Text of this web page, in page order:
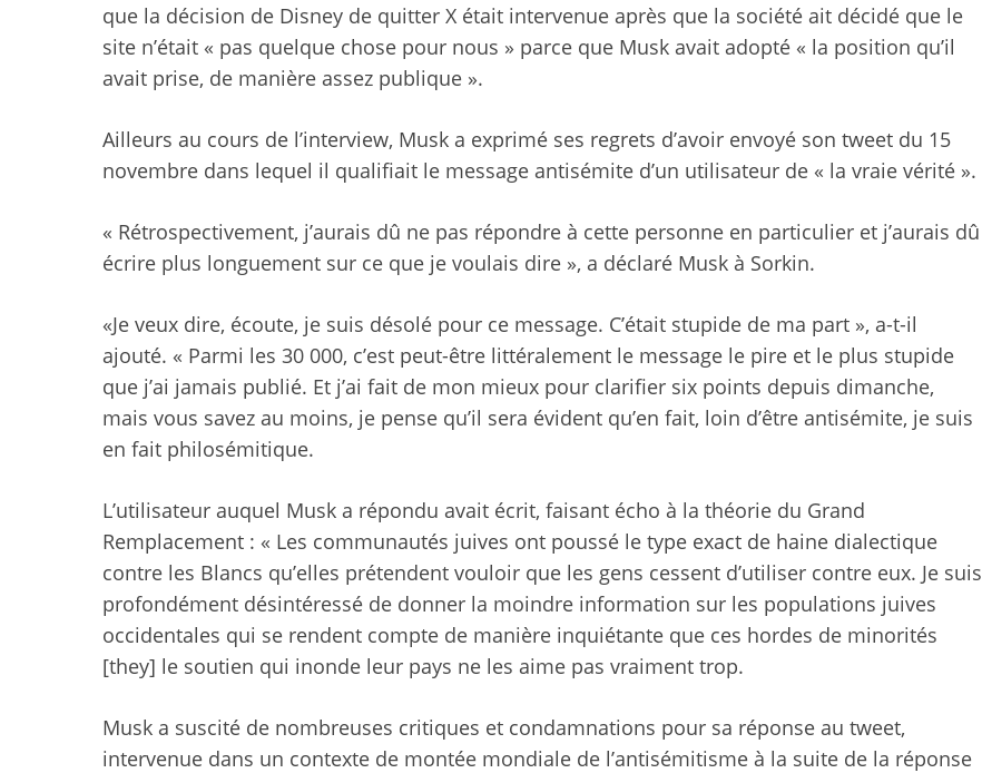
que la décision de Disney de quitter X était intervenue après que la société ait décidé que le
site n’était « pas quelque chose pour nous » parce que Musk avait adopté « la position qu’il
avait prise, de manière assez publique ».
Ailleurs au cours de l’interview, Musk a exprimé ses regrets d’avoir envoyé son tweet du 15
novembre dans lequel il qualifiait le message antisémite d’un utilisateur de « la vraie vérité ».
« Rétrospectivement, j’aurais dû ne pas répondre à cette personne en particulier et j’aurais dû
écrire plus longuement sur ce que je voulais dire », a déclaré Musk à Sorkin.
«Je veux dire, écoute, je suis désolé pour ce message. C’était stupide de ma part », a-t-il
ajouté. « Parmi les 30 000, c’est peut-être littéralement le message le pire et le plus stupide
que j’ai jamais publié. Et j’ai fait de mon mieux pour clarifier six points depuis dimanche,
mais vous savez au moins, je pense qu’il sera évident qu’en fait, loin d’être antisémite, je suis
en fait philosémitique.
L’utilisateur auquel Musk a répondu avait écrit, faisant écho à la théorie du Grand
Remplacement : « Les communautés juives ont poussé le type exact de haine dialectique
contre les Blancs qu’elles prétendent vouloir que les gens cessent d’utiliser contre eux. Je suis
profondément désintéressé de donner la moindre information sur les populations juives
occidentales qui se rendent compte de manière inquiétante que ces hordes de minorités
[they] le soutien qui inonde leur pays ne les aime pas vraiment trop.
Musk a suscité de nombreuses critiques et condamnations pour sa réponse au tweet,
intervenue dans un contexte de montée mondiale de l’antisémitisme à la suite de la réponse